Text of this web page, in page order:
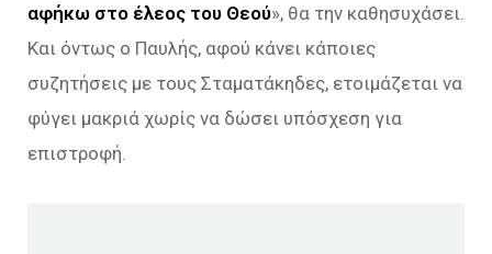
αφήκω στο έλεος του Θεού», θα την καθησυχάσει.
Και όντως ο Παυλής, αφού κάνει κάποιες
συζητήσεις με τους Σταματάκηδες, ετοιμάζεται να
φύγει μακριά χωρίς να δώσει υπόσχεση για
επιστροφή.